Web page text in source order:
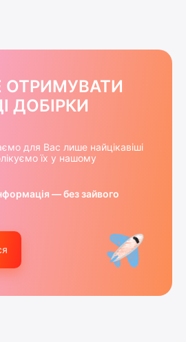
ОТРИМУВАТИ
ДОБІРКИ
для Вас лише найцікавіші
їх у нашому
— без зайвого